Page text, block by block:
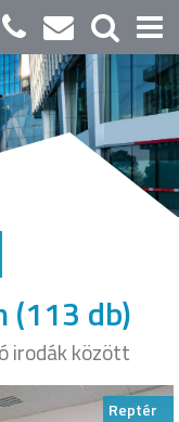
(113 db)
irodák között
Reptér